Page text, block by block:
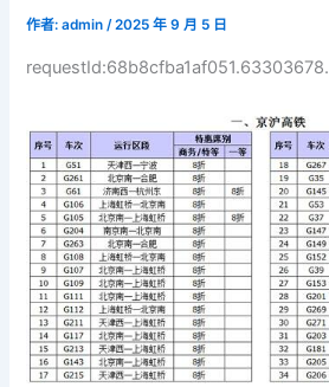
作者:admin/2025 年 9 月 5 日
requestId:68b8cfba1af051.63303678.